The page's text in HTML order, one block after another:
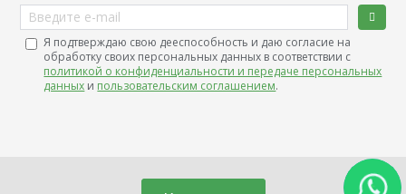
Введите e-mail
Я подтверждаю свою дееспособность и даю согласие на
обработку своих персональных данных в соответствии с
политикой о конфиденциальности и передаче персональных
данных и пользовательским соглашением.